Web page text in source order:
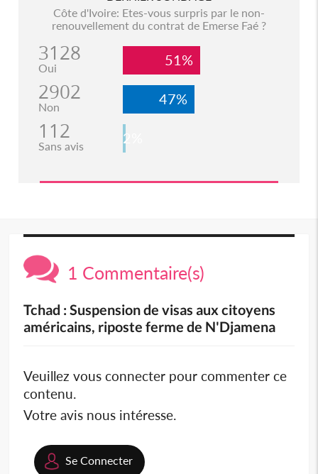
Côte d'Ivoire: Etes-vous surpris par le non-
renouvellement du contrat de Emerse Faé ?
3128
Oui 51%
2902
Non 47%
112
Sans avis 2%
1 Commentaire(s)
Tchad : Suspension de visas aux citoyens
américains, riposte ferme de N'Djamena
Veuillez vous connecter pour commenter ce
contenu.
Votre avis nous intéresse.
Se Connecter